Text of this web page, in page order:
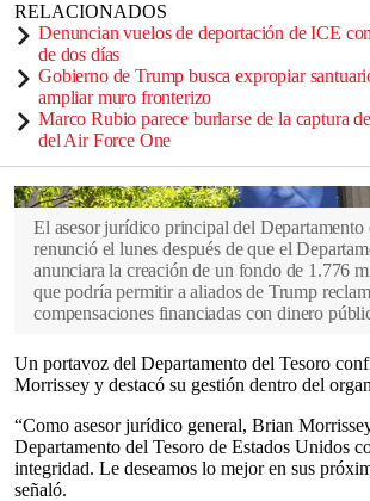
RELACIONADOS
Denuncian vuelos de deportación de ICE
de dos días
Gobierno de Trump busca expropiar
ampliar muro fronterizo
Marco Rubio parece burlarse de la captura
del Air Force One
El asesor jurídico principal del Departamento
renunció el lunes después de que el
anunciara la creación de un fondo de 1.776
que podría permitir a aliados de Trump
compensaciones financiadas con dinero
Un portavoz del Departamento del Tesoro
Morrissey y destacó su gestión dentro del
“Como asesor jurídico general, Brian
Departamento del Tesoro de Estados Unidos
integridad. Le deseamos lo mejor en sus
señaló.